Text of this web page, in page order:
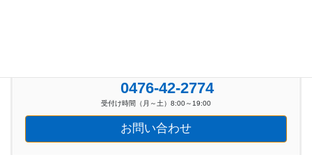
0476-42-2774
受付け時間（月～土）8:00～19:00
お問い合わせ